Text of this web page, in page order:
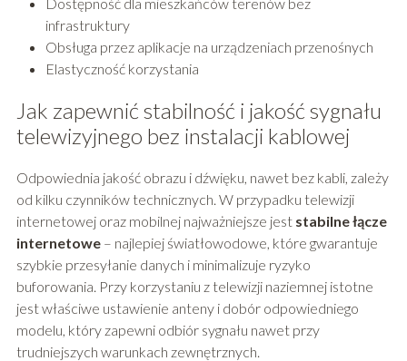
infrastruktury
Obsługa przez aplikacje na urządzeniach przenośnych
Elastyczność korzystania
Jak zapewnić stabilność i jakość sygnału
telewizyjnego bez instalacji kablowej
Odpowiednia jakość obrazu i dźwięku, nawet bez kabli, zależy
od kilku czynników technicznych. W przypadku telewizji
internetowej oraz mobilnej najważniejsze jest stabilne łącze
internetowe– najlepiej światłowodowe, które gwarantuje
szybkie przesyłanie danych i minimalizuje ryzyko
buforowania. Przy korzystaniu z telewizji naziemnej istotne
jest właściwe ustawienie anteny i dobór odpowiedniego
modelu, który zapewni odbiór sygnału nawet przy
trudniejszych warunkach zewnętrznych.